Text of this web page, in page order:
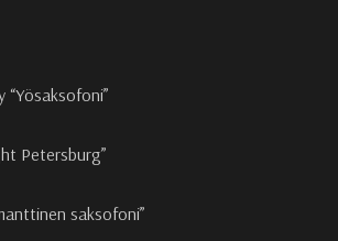
“Yösaksofoni”
Petersburg”
saksofoni”